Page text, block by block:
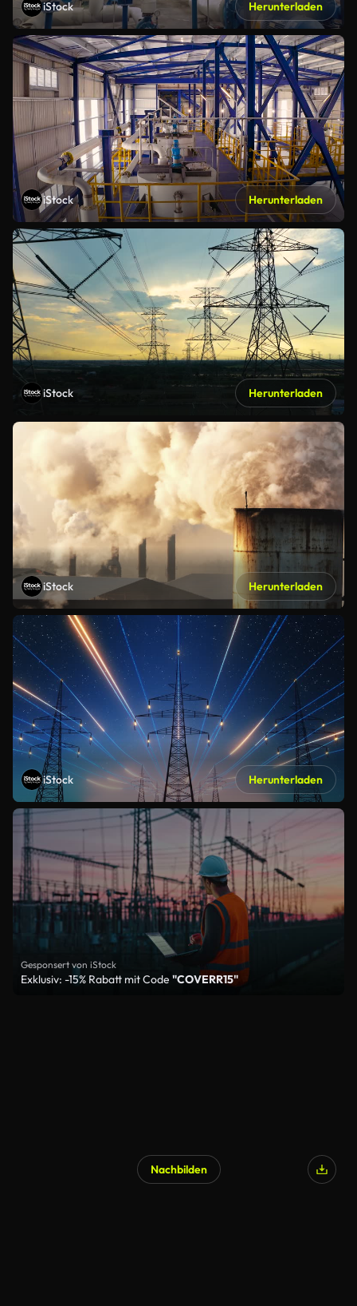
iStock Herunterladen
iStock Herunterladen
iStock Herunterladen
iStock Herunterladen
iStock Herunterladen
Gesponsert von iStock
Exklusiv: -15% Rabatt mit Code "COVERR15"
Nachbilden